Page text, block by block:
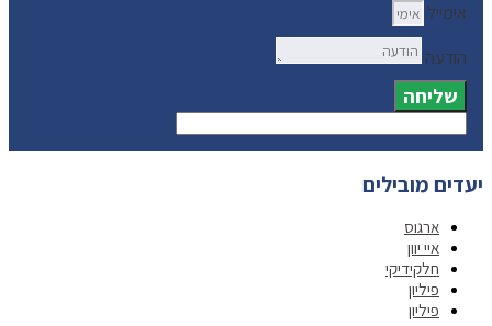
אימייל
הודעה
שליחה
יעדים מובילים
ארגוס
איי יוון
חלקידיקי
פיליון
פיליון